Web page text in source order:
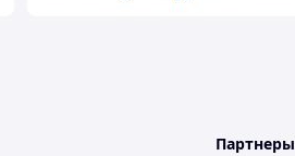
Партнеры